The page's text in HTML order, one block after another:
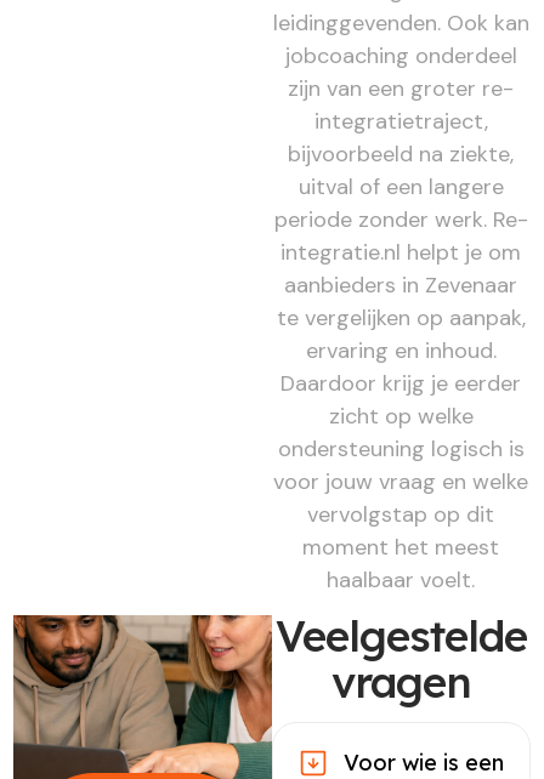
leidinggevenden. Ook kan
jobcoaching onderdeel
zijn van een groter re-
integratietraject,
bijvoorbeeld na ziekte,
uitval of een langere
periode zonder werk. Re-
integratie.nl helpt je om
aanbieders in Zevenaar
te vergelijken op aanpak,
ervaring en inhoud.
Daardoor krijg je eerder
zicht op welke
ondersteuning logisch is
voor jouw vraag en welke
vervolgstap op dit
moment het meest
haalbaar voelt.
Veelgestelde
vragen
Voor wie is een